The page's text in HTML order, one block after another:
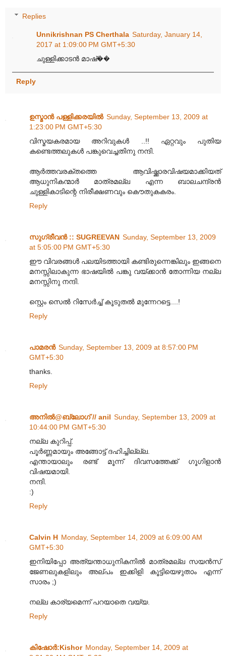
Replies
Unnikrishnan PS Cherthala Saturday, January 14,
2017 at 1:09:00 PM GMT+5:30
ചുള്ളിക്കാടൻ മാഷ്��
Reply
ഉസ്മാന്‍ പള്ളിക്കരയില്‍ Sunday, September 13, 2009 at
1:23:00 PM GMT+5:30
വിസ്മയകരമായ അറിവുകൾ‌ ..!! ഏറ്റവും‌ പുതിയ
കണ്ടെത്തലുകൾ‌ പങ്കുവെച്ചതിനു നന്ദി.
ആർ‌ത്തവരക്തത്തെ ആവിഷ്ക്കാരവിഷയമാക്കിയത്
ആധുനികന്മാർ മാത്രമല്ല എന്ന ബാലചന്ദ്രൻ
ചുള്ളികാടിന്റെ നിരീക്ഷണവും‌ കൌതുകകരം.
Reply
സുഗ്രീവന്‍ :: SUGREEVAN Sunday, September 13, 2009
at 5:05:00 PM GMT+5:30
ഈ വിവരങ്ങള്‍ പലയിടത്തായി കണ്ടിരുന്നെങ്കിലും ഇങ്ങനെ
മനസ്സിലാകുന്ന ഭാഷയില്‍ പങ്കു വയ്ക്കാന്‍ തോന്നിയ നല്ല
മനസ്സിനു നന്ദി.
സ്റ്റെം സെല്‍ റിസേര്‍ച്ച് കൂടുതല്‍ മുന്നേറട്ടെ....!
Reply
പാമരന്‍ Sunday, September 13, 2009 at 8:57:00 PM
GMT+5:30
thanks.
Reply
അനില്‍@ബ്ലോഗ് // anil Sunday, September 13, 2009 at
10:44:00 PM GMT+5:30
നല്ല കുറിപ്പ്.
പൂര്‍ണ്ണമായും അങ്ങോട്ട് ദഹിച്ചില്ല്ല.
എന്തായാലും രണ്ട് മൂന്ന് ദിവസത്തേക്ക് ഗൂഗിളാന്‍
വിഷയമായി.
നന്ദി.
:)
Reply
Calvin H Monday, September 14, 2009 at 6:09:00 AM
GMT+5:30
ഇനിയിപ്പോ അത്യന്താധുനികനിൽ മാത്രമല്ല സയൻസ്
ജേണലുകളിലും അല്പം ഇക്കിളി കൂട്ടിയെഴുതാം എന്ന്
സാരം ;)
നല്ല കാര്യമെന്ന് പറയാതെ വയ്യ.
Reply
കിഷോർ‍:Kishor Monday, September 14, 2009 at